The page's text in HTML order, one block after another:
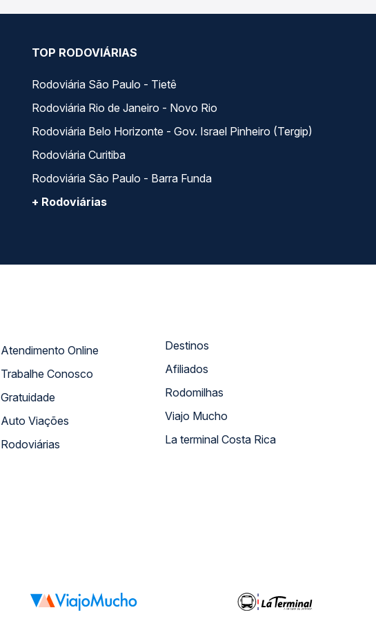
TOP RODOVIÁRIAS
Rodoviária São Paulo - Tietê
Rodoviária Rio de Janeiro - Novo Rio
Rodoviária Belo Horizonte - Gov. Israel Pinheiro (Tergip)
Rodoviária Curitiba
Rodoviária São Paulo - Barra Funda
+ Rodoviárias
Atendimento Online
Trabalhe Conosco
Gratuidade
Auto Viações
Rodoviárias
Destinos
Afiliados
Rodomilhas
Viajo Mucho
La terminal Costa Rica